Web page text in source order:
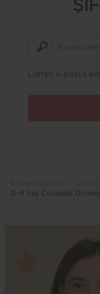
Lütfen e-posta